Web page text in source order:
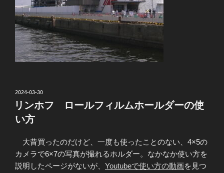
投
稿
日:
2024-03-30
リンホフ ロールフィルムホールダーの使
い方
大昔買ったのだけど、一度も使ったことのない、4×5の
カメラで6×7の写真が撮れるホルダー。なかなか使い方を
説明したページがないが、 Youtubeで使い方の動画を見つ